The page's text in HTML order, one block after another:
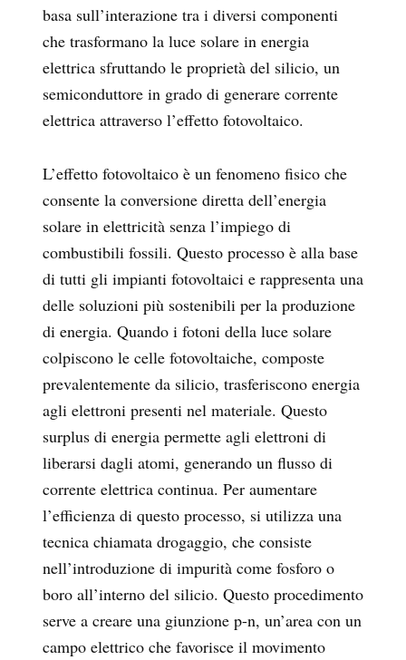
basa sull’interazione tra i diversi componenti
che trasformano la luce solare in energia
elettrica sfruttando le proprietà del silicio, un
semiconduttore in grado di generare corrente
elettrica attraverso l’effetto fotovoltaico.
L’effetto fotovoltaico è un fenomeno fisico che
consente la conversione diretta dell’energia
solare in elettricità senza l’impiego di
combustibili fossili. Questo processo è alla base
di tutti gli impianti fotovoltaici e rappresenta una
delle soluzioni più sostenibili per la produzione
di energia. Quando i fotoni della luce solare
colpiscono le celle fotovoltaiche, composte
prevalentemente da silicio, trasferiscono energia
agli elettroni presenti nel materiale. Questo
surplus di energia permette agli elettroni di
liberarsi dagli atomi, generando un flusso di
corrente elettrica continua. Per aumentare
l’efficienza di questo processo, si utilizza una
tecnica chiamata drogaggio, che consiste
nell’introduzione di impurità come fosforo o
boro all’interno del silicio. Questo procedimento
serve a creare una giunzione p-n, un’area con un
campo elettrico che favorisce il movimento